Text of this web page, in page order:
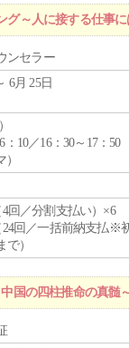
～人に接する仕事
ンセラー
6月 25日
）
：10／16：30～17：50
）
4回／分割支払い）×6
24回／一括前納支払※
で）
国の四柱推命の真髄